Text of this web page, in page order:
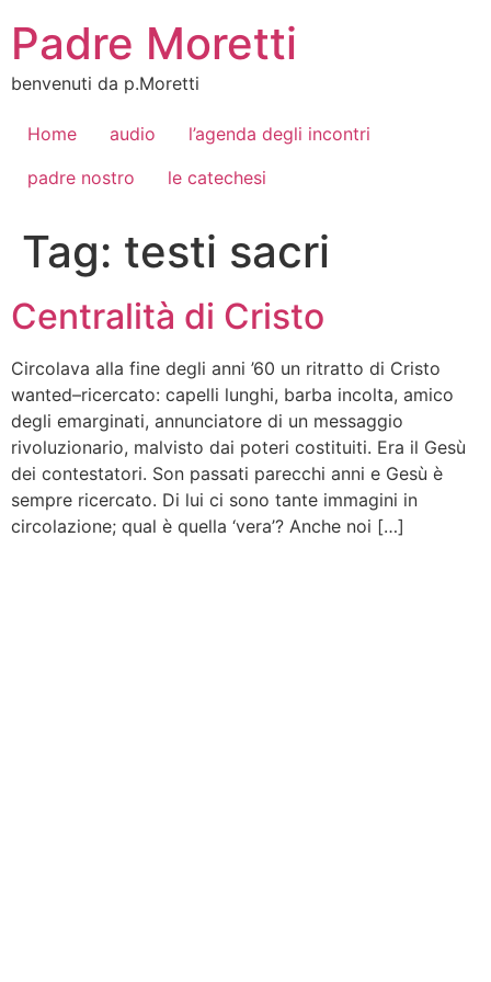
contenuto
Padre Moretti
benvenuti da p.Moretti
Home audio
l’agenda degli incontri
padre nostro
le catechesi
Tag: testi sacri
Centralità di Cristo
Circolava alla fine degli anni ’60 un ritratto di Cristo
wanted–ricercato: capelli lunghi, barba incolta, amico
degli emarginati, annunciatore di un messaggio
rivoluzionario, malvisto dai poteri costituiti. Era il Gesù
dei contestatori. Son passati parecchi anni e Gesù è
sempre ricercato. Di lui ci sono tante immagini in
circolazione; qual è quella ‘vera’? Anche noi […]